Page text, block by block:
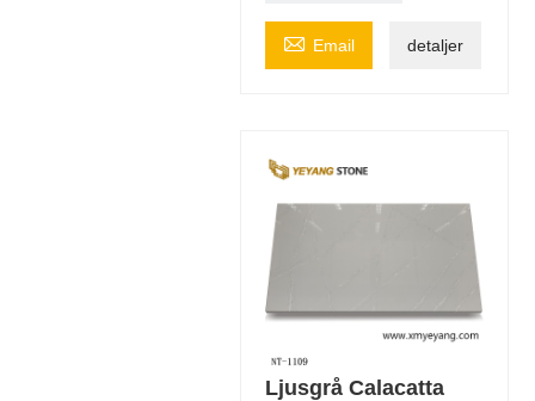
 Email detaljer
Ljusgrå Calacatta